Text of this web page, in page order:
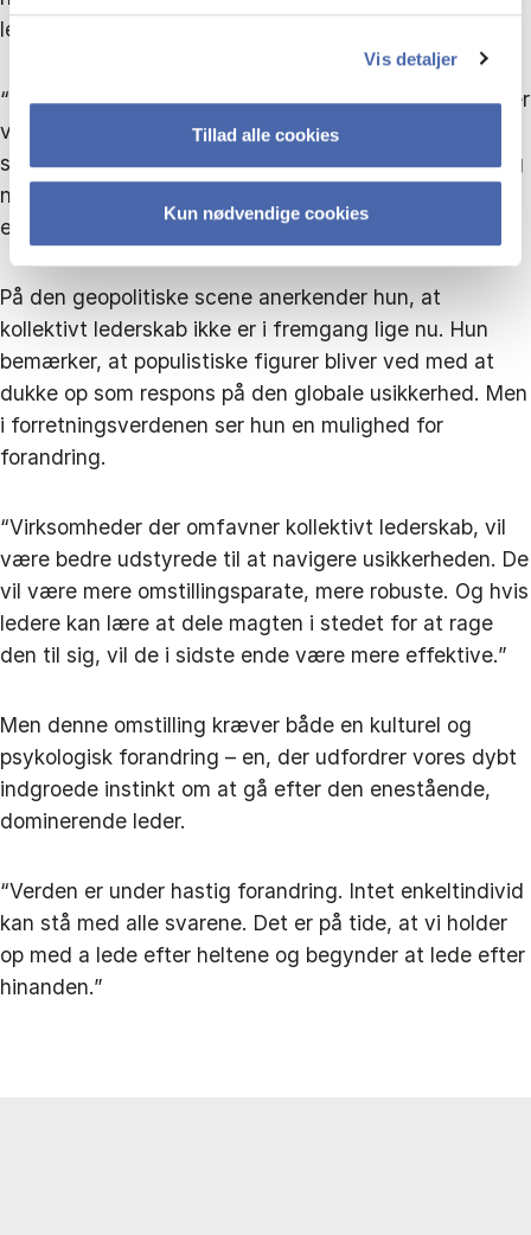
Vis detaljer
Tillad alle cookies
Kun nødvendige cookies
lederskabstrends er cyklusbaserede.
“Vi har perioder, hvor vi fremhæver helten, og så bliver
vi desillusionerede, når de fejler. Vi ser det i politik, vi
ser det i erhvervslivet. Vi investerer alt i én person, og
når de så uundgåeligt fejler, eksperimenterer vi med
en anden tilgang.”
På den geopolitiske scene anerkender hun, at
kollektivt lederskab ikke er i fremgang lige nu. Hun
bemærker, at populistiske figurer bliver ved med at
dukke op som respons på den globale usikkerhed. Men
i forretningsverdenen ser hun en mulighed for
forandring.
“Virksomheder der omfavner kollektivt lederskab, vil
være bedre udstyrede til at navigere usikkerheden. De
vil være mere omstillingsparate, mere robuste. Og hvis
ledere kan lære at dele magten i stedet for at rage
den til sig, vil de i sidste ende være mere effektive.”
Men denne omstilling kræver både en kulturel og
psykologisk forandring – en, der udfordrer vores dybt
indgroede instinkt om at gå efter den enestående,
dominerende leder.
“Verden er under hastig forandring. Intet enkeltindivid
kan stå med alle svarene. Det er på tide, at vi holder
op med a lede efter heltene og begynder at lede efter
hinanden.”